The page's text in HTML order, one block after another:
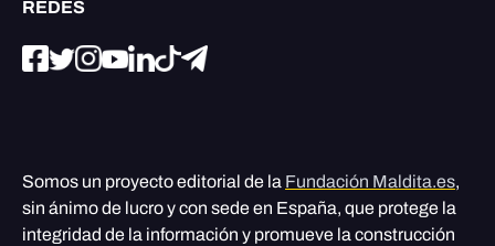
REDES
Somos un proyecto editorial de la Fundación Maldita.es,
sin ánimo de lucro y con sede en España, que protege la
integridad de la información y promueve la construcción